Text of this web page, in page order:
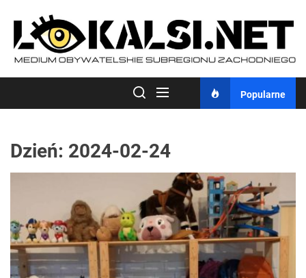
content
Popularne
Dzień: 2024-02-24